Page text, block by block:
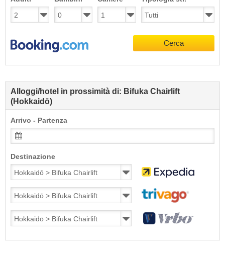
Cerca
Alloggi/hotel in prossimità di: Bifuka Chairlift
(Hokkaidō)
Arrivo - Partenza
Destinazione